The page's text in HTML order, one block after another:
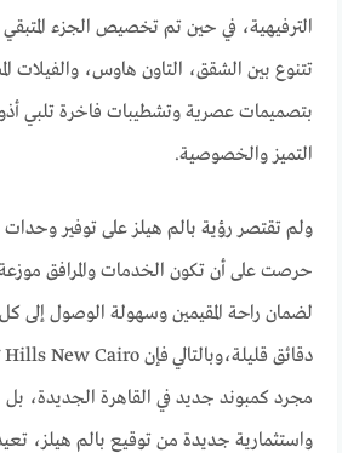
الترفيهية، في حين تم تخصيص الجزء
تتنوع بين الشقق، التاون هاوس، والفيلات
بتصميمات عصرية وتشطيبات فاخرة تلبي
التميز والخصوصية.
ولم تقتصر رؤية بالم هيلز على توفير
حرصت على أن تكون الخدمات والمرافق
لضمان راحة المقيمين وسهولة الوصول إلى
مجرد كمبوند جديد في القاهرة الجديدة،
واستثمارية جديدة من توقيع بالم هيلز،